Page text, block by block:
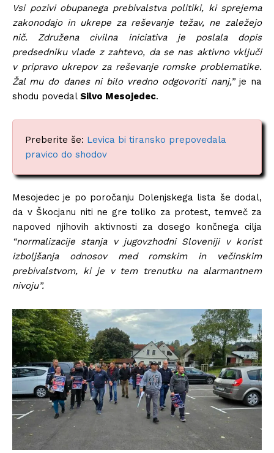
Vsi pozivi obupanega prebivalstva politiki, ki sprejema
zakonodajo in ukrepe za reševanje težav, ne zaležejo
nič. Združena civilna iniciativa je poslala dopis
predsedniku vlade z zahtevo, da se nas aktivno vključi
v pripravo ukrepov za reševanje romske problematike.
Žal mu do danes ni bilo vredno odgovoriti nanj,”je na
shodu povedal Silvo Mesojedec.
Preberite še: Levica bi tiransko prepovedala
pravico do shodov
Mesojedec je po poročanju Dolenjskega lista še dodal,
da v Škocjanu niti ne gre toliko za protest, temveč za
napoved njihovih aktivnosti za dosego končnega cilja
“normalizacije stanja v jugovzhodni Sloveniji v korist
izboljšanja odnosov med romskim in večinskim
prebivalstvom, ki je v tem trenutku na alarmantnem
nivoju”.